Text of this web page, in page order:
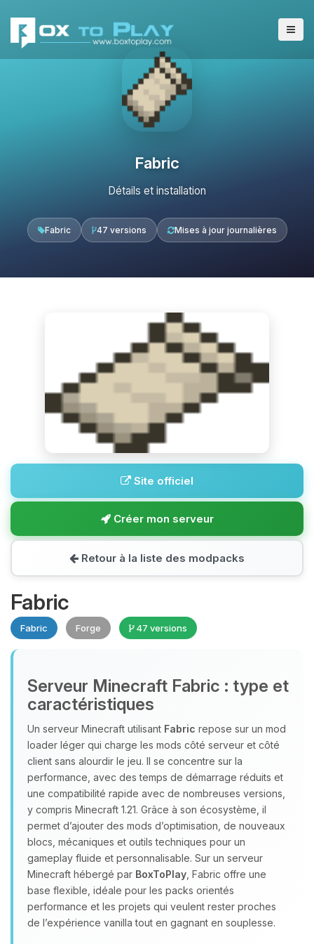
Fabric
Détails et installation
Fabric 47 versions Mises à jour journalières
Site officiel
Créer mon serveur
Retour à la liste des modpacks
Fabric
Fabric Forge 47 versions
Serveur Minecraft Fabric : type et
caractéristiques
Un serveur Minecraft utilisant Fabric repose sur un mod
loader léger qui charge les mods côté serveur et côté
client sans alourdir le jeu. Il se concentre sur la
performance, avec des temps de démarrage réduits et
une compatibilité rapide avec de nombreuses versions,
y compris Minecraft 1.21. Grâce à son écosystème, il
permet d’ajouter des mods d’optimisation, de nouveaux
blocs, mécaniques et outils techniques pour un
gameplay fluide et personnalisable. Sur un serveur
Minecraft hébergé par BoxToPlay , Fabric offre une
base flexible, idéale pour les packs orientés
performance et les projets qui veulent rester proches
de l’expérience vanilla tout en gagnant en souplesse.
Youpi, enfin quelqu’un pour me
parler ! Moi c’est Choupy, ton petit
assistant BoxToPlay. Dis-moi ce dont
tu as besoin et je vais remuer mes
petits circuits pour t’aider.
06/08/2026 à 15:59